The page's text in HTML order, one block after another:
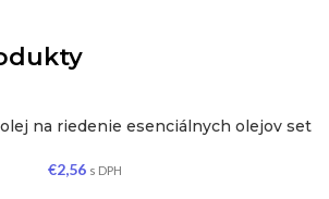
na riedenie esenciálnych olejov set
€2,56 s DPH